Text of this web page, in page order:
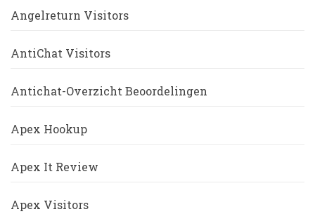
Angelreturn Visitors
AntiChat Visitors
Antichat-Overzicht Beoordelingen
Apex Hookup
Apex It Review
Apex Visitors